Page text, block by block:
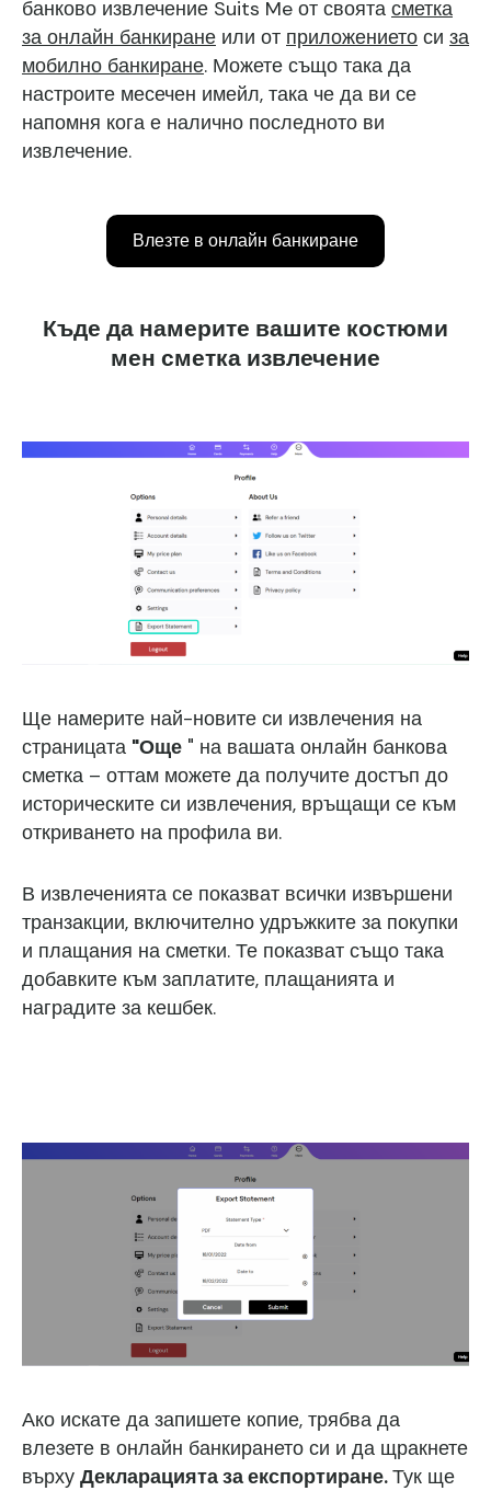
банково извлечение Suits Me от своята сметка
за онлайн банкиране или от приложението си за
мобилно банкиране. Можете също така да
настроите месечен имейл, така че да ви се
напомня кога е налично последното ви
извлечение.
Влезте в онлайн банкиране
Къде да намерите вашите костюми
мен сметка извлечение
Ще намерите най-новите си извлечения на
страницата "Още " на вашата онлайн банкова
сметка – оттам можете да получите достъп до
историческите си извлечения, връщащи се към
откриването на профила ви.
В извлеченията се показват всички извършени
транзакции, включително удръжките за покупки
и плащания на сметки. Те показват също така
добавките към заплатите, плащанията и
наградите за кешбек.
Ако искате да запишете копие, трябва да
влезете в онлайн банкирането си и да щракнете
върху Декларацията за експортиране.Тук ще